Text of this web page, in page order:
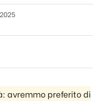
avremmo preferito di